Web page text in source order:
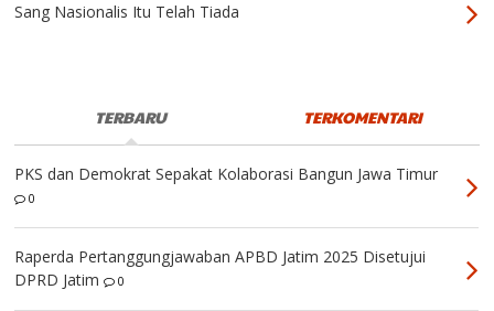
Sang Nasionalis Itu Telah Tiada
TERBARU TERKOMENTARI
PKS dan Demokrat Sepakat Kolaborasi Bangun Jawa Timur
0
Raperda Pertanggungjawaban APBD Jatim 2025 Disetujui
DPRD Jatim
0